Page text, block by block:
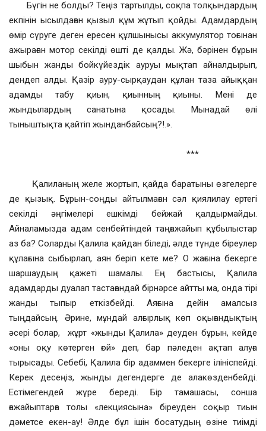
Бүгін не болды? Теңіз тартылды, соқпа толқындардың
екпінін ысылдаған қызыл құм жұтып қойды. Адамдардың
өмір сүруге деген ересен құлшынысы аккумулятор тоғынан
ажыраған мотор секілді өшті де қалды. Жә, бәрінен бұрын
шыбын жанды бойкүйездік ауруы мықтап айналдырып,
дендеп алды. Қазір ауру-сырқаудан құлан таза айыққан
адамды табу қиын, қиынның қиыны. Мені де
жындылардың санатына қосады. Мынадай өлі
тыныштықта қайтіп жынданбайсың?!.».
***
Қалиланың желе жортып, қайда баратыны өзгелерге
де қызық. Бұрын-соңды айтылмаған сәл қиялилау ертегі
секілді әңгімелері ешкімді бейжай қалдырмайды.
Айналамызда адам сенбейтіндей таңғажайып құбылыстар
аз ба? Соларды Қалила қайдан біледі, әлде түнде біреулер
құлағына сыбырлап, аян беріп кете ме? О жағына бекерге
шаршаудың қажеті шамалы. Ең бастысы, Қалила
адамдарды дуалап тастағандай бірнәрсе айтты ма, онда тірі
жанды тыпыр еткізбейді. Аяғына дейін амалсыз
тыңдайсың. Әрине, мұндай алғырлық көп оқығандықтың
әсері болар, жұрт «жынды Қалила» деуден бұрын, кейде
«оны оқу көтерген ғой» деп, бар пәледен ақтап алуға
тырысады. Себебі, Қалила бір адаммен бекерге ілініспейді.
Керек десеңіз, жынды дегендерге де алакөзденбейді.
Естімегендей жүре береді. Бір тамашасы, сонша
ғажайыптарға толы «лекциясына» біреуден соқыр тиын
дәметсе екен-ау! Әлде бұл ішін босатудың өзіне тиімді